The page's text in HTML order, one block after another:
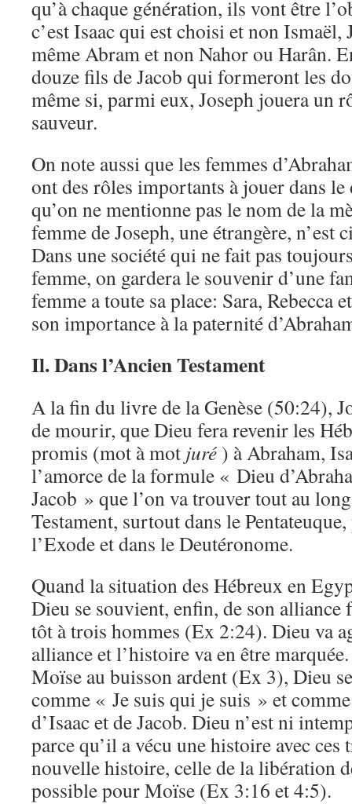
qu’à chaque génération, ils vont être
c’est Isaac qui est choisi et non Ismaël,
même Abram et non Nahor ou Harân.
douze fils de Jacob qui formeront les
même si, parmi eux, Joseph jouera un
sauveur.
On note aussi que les femmes
ont des rôles importants à jouer dans
qu’on ne mentionne pas le nom de la
femme de Joseph, une étrangère, n’est
Dans une société qui ne fait pas
femme, on gardera le souvenir d’une
femme a toute sa place: Sara, Rebecca
son importance à la paternité
Il. Dans l’Ancien Testament
A la fin du livre de la Genèse (50:24),
de mourir, que Dieu fera revenir les
promis (mot à mot juré ) à Abraham,
l’amorce de la formule « Dieu
Jacob » que l’on va trouver tout au
Testament, surtout dans le
l’Exode et dans le Deutéronome.
Quand la situation des Hébreux en
Dieu se souvient, enfin, de son alliance
tôt à trois hommes (Ex 2:24). Dieu va
alliance et l’histoire va en être
Moïse au buisson ardent (Ex 3), Dieu
comme « Je suis qui je suis » et
d’Isaac et de Jacob. Dieu n’est ni
parce qu’il a vécu une histoire avec ces
nouvelle histoire, celle de la libération
possible pour Moïse (Ex 3:16 et 4:5).